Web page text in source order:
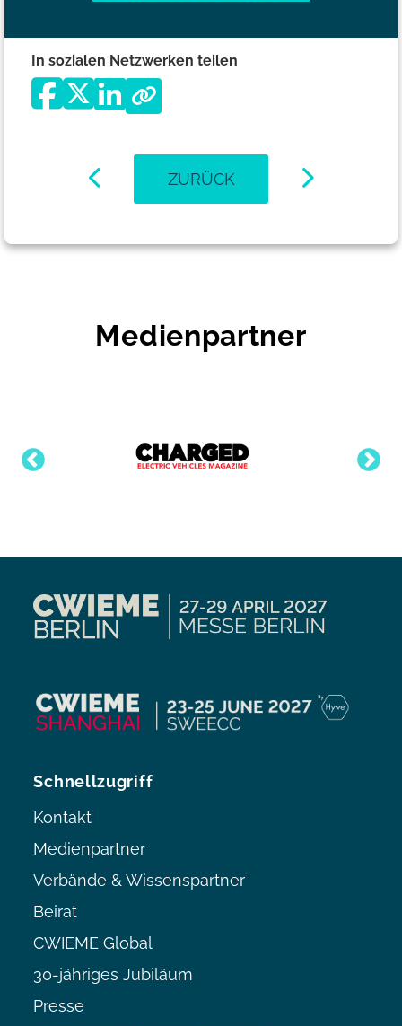
In sozialen Netzwerken teilen
ZURÜCK
Medienpartner
Schnellzugriff
Kontakt
Medienpartner
Verbände & Wissenspartner
Beirat
CWIEME Global
30-jähriges Jubiläum
Presse